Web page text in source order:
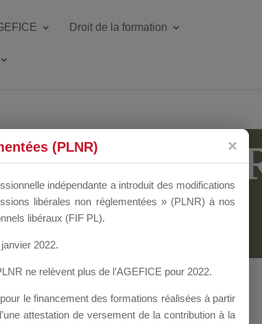
Droit de la formation
/ BGE
Forums
(PLNR)
indépendante a introduit des modifications
libérales non réglementées » (PLNR) à nos
libéraux (FIF PL).
2022.
ne relèvent plus de l’AGEFICE pour 2022.
le financement des formations réalisées à partir
attestation de versement de la contribution à la